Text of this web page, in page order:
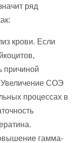
ряд
крови. Если
причиной
Увеличение СОЭ
процессах в
гамма-